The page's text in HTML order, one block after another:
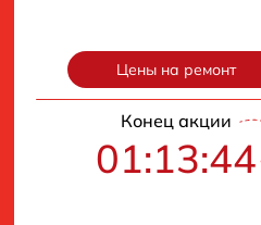
Цены на ремонт
Конец акции
01:13:43